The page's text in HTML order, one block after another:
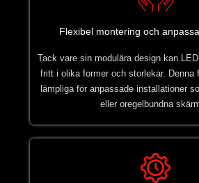
Flexibel montering och
Tack vare sin modulära design kan
fritt i olika former och storlekar. Denna
lämpliga för anpassade installationer
eller oregelbundna